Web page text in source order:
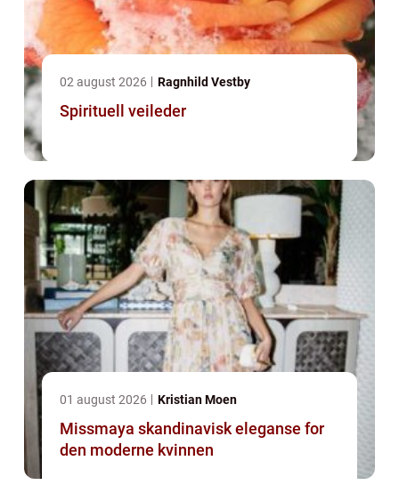
02 august 2026 Ragnhild Vestby
Spirituell veileder
01 august 2026 Kristian Moen
Missmaya skandinavisk eleganse for
den moderne kvinnen